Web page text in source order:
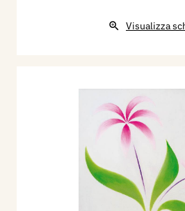
Visualizza